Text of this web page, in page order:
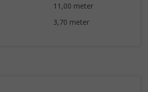
11,00 meter
3,70 meter